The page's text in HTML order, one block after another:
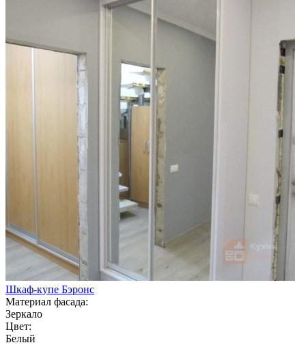
Шкаф-купе Бэронс
Материал фасада:
Зеркало
Цвет:
Белый